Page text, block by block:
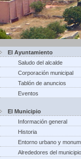
El Ayuntamiento
Saludo del alcalde
Corporación municipal
Tablón de anuncios
Eventos
El Municipio
Información general
Historia
Entorno urbano y
Alrededores del municipio